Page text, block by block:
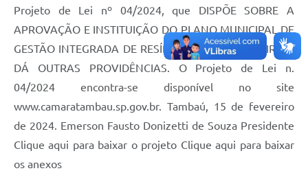
Projeto de Lei nº 04/2024, que DISPÕE SOBRE A
APROVAÇÃO E INSTITUIÇÃO DO PLANO MUNICIPAL DE
GESTÃO INTEGRADA DE RESÍDUOS SÓLIDOS - PGIRS, E
DÁ OUTRAS PROVIDÊNCIAS. O Projeto de Lei n.
04/2024 encontra-se disponível no site
www.camaratambau.sp.gov.br. Tambaú, 15 de fevereiro
de 2024. Emerson Fausto Donizetti de Souza Presidente
Clique aqui para baixar o projeto Clique aqui para baixar
os anexos